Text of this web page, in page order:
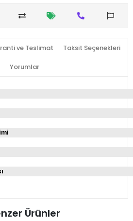
ve Teslimat Taksit Seçenekleri
Yorumlar
Ürünler